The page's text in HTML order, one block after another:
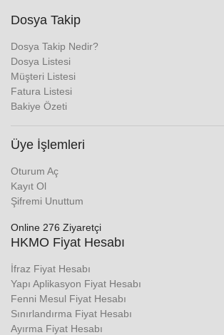
Dosya Takip
Dosya Takip Nedir?
Dosya Listesi
Müşteri Listesi
Fatura Listesi
Bakiye Özeti
Üye İşlemleri
Oturum Aç
Kayıt Ol
Şifremi Unuttum
Online 276 Ziyaretçi
HKMO Fiyat Hesabı
İfraz Fiyat Hesabı
Yapı Aplikasyon Fiyat Hesabı
Fenni Mesul Fiyat Hesabı
Sınırlandırma Fiyat Hesabı
Ayırma Fiyat Hesabı